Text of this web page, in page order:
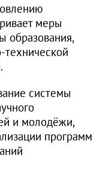
меры
образования,
технической
системы
и молодёжи,
программ